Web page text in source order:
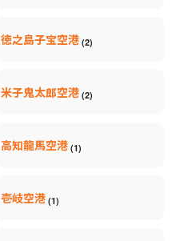
徳之島子宝空港 (2)
米子鬼太郎空港 (2)
高知龍馬空港 (1)
壱岐空港 (1)